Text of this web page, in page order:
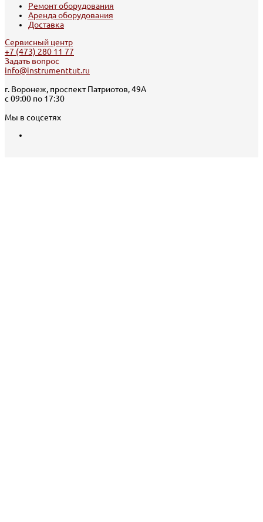
Ремонт оборудования
Аренда оборудования
Доставка
Сервисный центр
+7 (473) 280 11 77
Задать вопрос
info@instrumenttut.ru
г. Воронеж, проспект Патриотов, 49А
с 09:00 по 17:30
Мы в соцсетях